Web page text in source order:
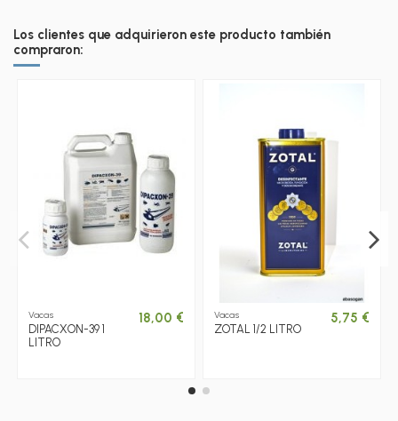
Los clientes que adquirieron este producto también
compraron:
Vacas
DIPACXON-39 1
LITRO
18,00 € Vacas
ZOTAL 1/2 LITRO
5,75 €